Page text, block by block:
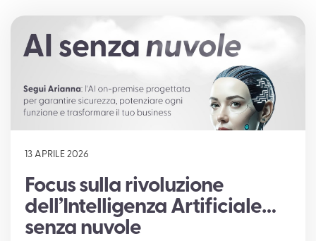
LAVORA CON NOI
SUPPORTO
13 APRILE 2026
Focus sulla rivoluzione
dell’Intelligenza Artificiale…
senza nuvole